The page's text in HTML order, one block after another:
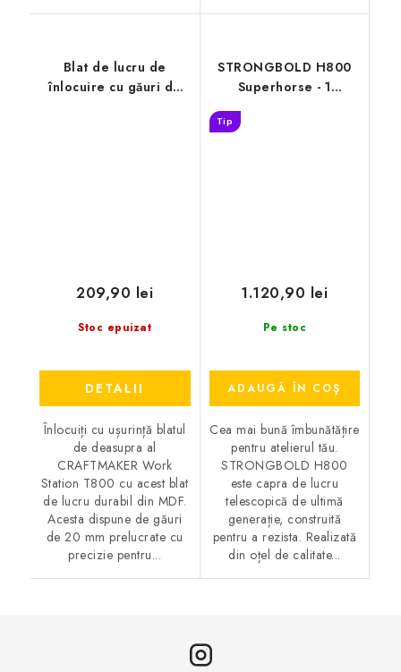
Blat de lucru de
înlocuire cu găuri de
Stoc epuizat
209,90 lei
DETALII
Înlocuiți cu ușurință blatul
de deasupra al
CRAFTMAKER Work
Station T800 cu acest blat
de lucru durabil din MDF.
Acesta dispune de găuri
de 20 mm prelucrate cu
precizie pentru...
STRONGBOLD H800
Superhorse - 1
Tip
Pe stoc
1.120,90 lei
ADAUGĂ ÎN COŞ
Cea mai bună îmbunătățire
pentru atelierul tău.
STRONGBOLD H800
este capra de lucru
telescopică de ultimă
generație, construită
pentru a rezista. Realizată
din oțel de calitate...